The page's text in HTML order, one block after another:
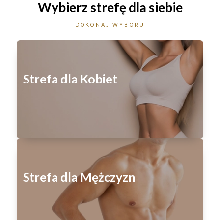
Wybierz strefędla siebie
DOKONAJ WYBORU
Strefa dla Kobiet
Strefa dla Mężczyzn